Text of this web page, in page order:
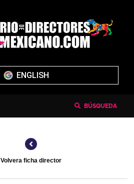
ENGLISH
BÚSQUEDA
Volvera ficha director